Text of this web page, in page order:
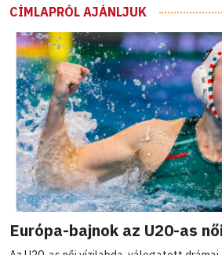
CÍMLAPRÓL AJÁNLJUK
Európa-bajnok az U20-as